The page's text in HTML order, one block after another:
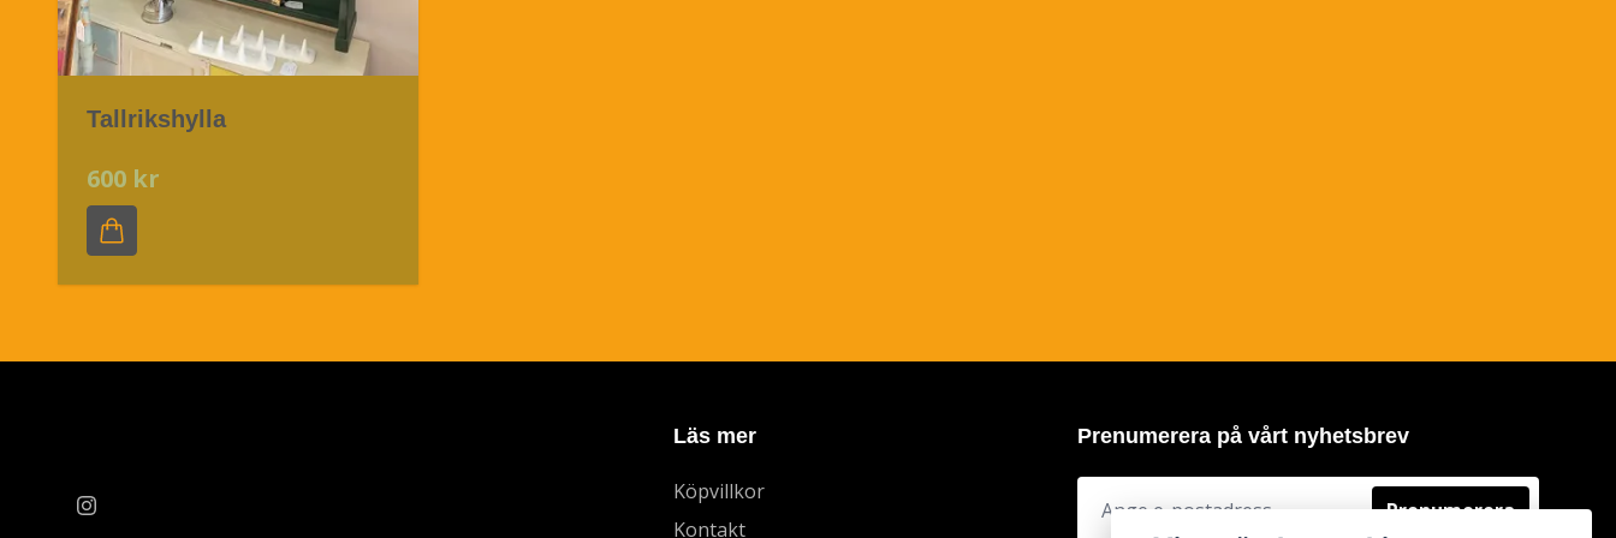
Tallrikshylla
600 kr
Läs mer
Köpvillkor
Kontakt
Prenumerera på vårt nyhetsbrev
Prenumerera